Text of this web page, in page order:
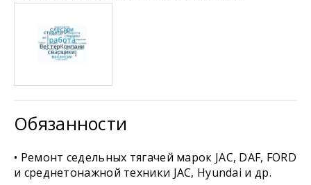
Обязанности
• Ремонт седельных тягачей марок JAC, DAF, FORD
и среднетонажной техники JAC, Hyundai и др.